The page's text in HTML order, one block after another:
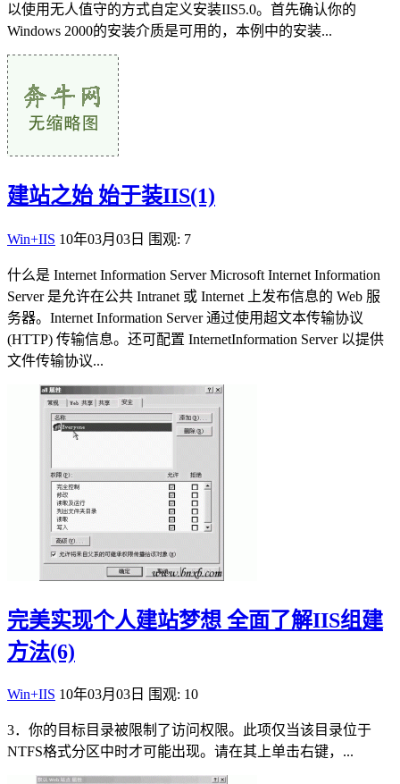
以使用无人值守的方式自定义安装IIS5.0。首先确认你的
Windows 2000的安装介质是可用的，本例中的安装...
建站之始 始于装IIS(1)
Win+IIS 10年03月03日 围观: 7
什么是 Internet Information Server Microsoft Internet Information
Server 是允许在公共 Intranet 或 Internet 上发布信息的 Web 服
务器。Internet Information Server 通过使用超文本传输协议
(HTTP) 传输信息。还可配置 InternetInformation Server 以提供
文件传输协议...
完美实现个人建站梦想 全面了解IIS组建
方法(6)
Win+IIS 10年03月03日 围观: 10
3．你的目标目录被限制了访问权限。此项仅当该目录位于
NTFS格式分区中时才可能出现。请在其上单击右键，...